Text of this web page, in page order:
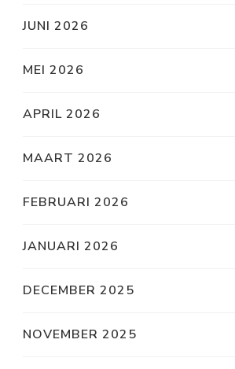
JUNI 2026
MEI 2026
APRIL 2026
MAART 2026
FEBRUARI 2026
JANUARI 2026
DECEMBER 2025
NOVEMBER 2025